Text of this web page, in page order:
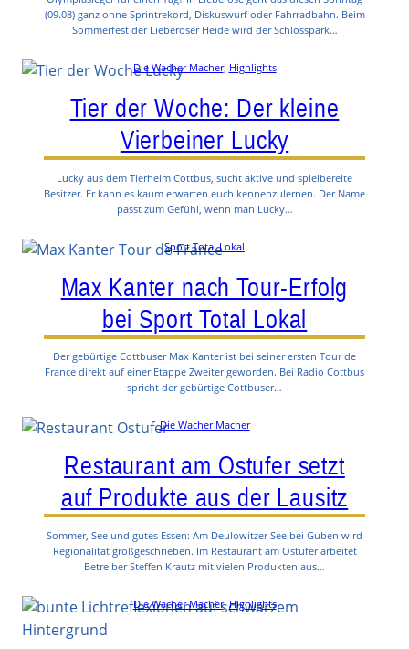
(09.08) ganz ohne Sprintrekord, Diskuswurf oder Fahrradbahn. Beim
Sommerfest der Lieberoser Heide wird der Schlosspark…
Die Wacher Macher, Highlights
Tier der Woche: Der kleine
Vierbeiner Lucky
Lucky aus dem Tierheim Cottbus, sucht aktive und spielbereite
Besitzer. Er kann es kaum erwarten euch kennenzulernen. Der Name
passt zum Gefühl, wenn man Lucky…
Sport Total Lokal
Max Kanter nach Tour-Erfolg
bei Sport Total Lokal
Der gebürtige Cottbuser Max Kanter ist bei seiner ersten Tour de
France direkt auf einer Etappe Zweiter geworden. Bei Radio Cottbus
spricht der gebürtige Cottbuser…
Die Wacher Macher
Restaurant am Ostufer setzt
auf Produkte aus der Lausitz
Sommer, See und gutes Essen: Am Deulowitzer See bei Guben wird
Regionalität großgeschrieben. Im Restaurant am Ostufer arbeitet
Betreiber Steffen Krautz mit vielen Produkten aus…
Die Wacher Macher, Highlights